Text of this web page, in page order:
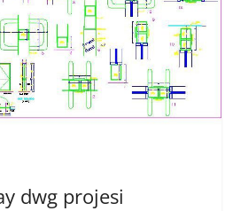
dwg projesi